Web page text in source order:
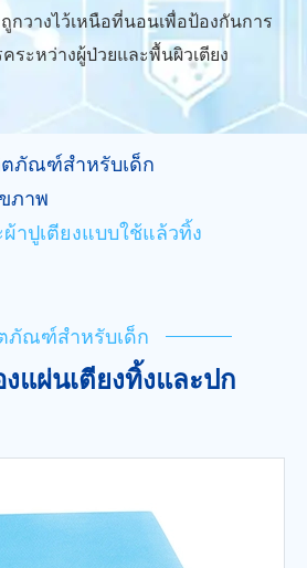
กวางไว้เหนือที่นอนเพื่อป้องกันการ
ระหว่างผู้ป่วยและพื้นผิวเตียง
ภัณฑ์สำหรับเด็ก
ภาพ
าปูเตียงแบบใช้แล้วทิ้ง
ภัณฑ์สำหรับเด็ก
แผ่นเตียงทิ้งและปก